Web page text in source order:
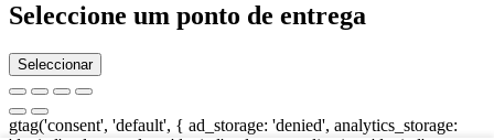
Seleccione um ponto de entrega
Seleccionar
gtag('consent', 'default', { ad_storage: 'denied', analytics_storage: